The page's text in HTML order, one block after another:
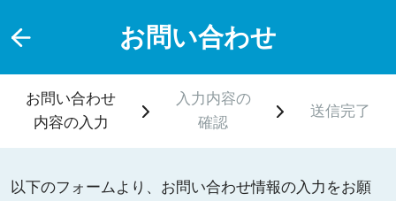
お問い合わせ
お問い合わせ
内容の入力
入力内容の
確認
送信完了
以下のフォームより、お問い合わせ情報の入力をお願